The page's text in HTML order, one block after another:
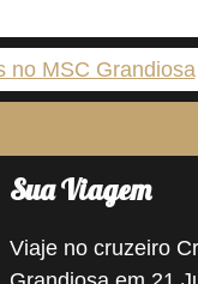
no MSC Grandiosa
Sua Viagem
Viaje no cruzeiro